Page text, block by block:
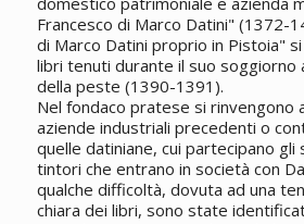
Francesco di Marco Datini" (1372-
di Marco Datini proprio in Pistoia"
libri tenuti durante il suo soggiorno
della peste (1390-1391).
Nel fondaco pratese si rinvengono
aziende industriali precedenti o
quelle datiniane, cui partecipano gli
tintori che entrano in società con
qualche difficoltà, dovuta ad una
chiara dei libri, sono state